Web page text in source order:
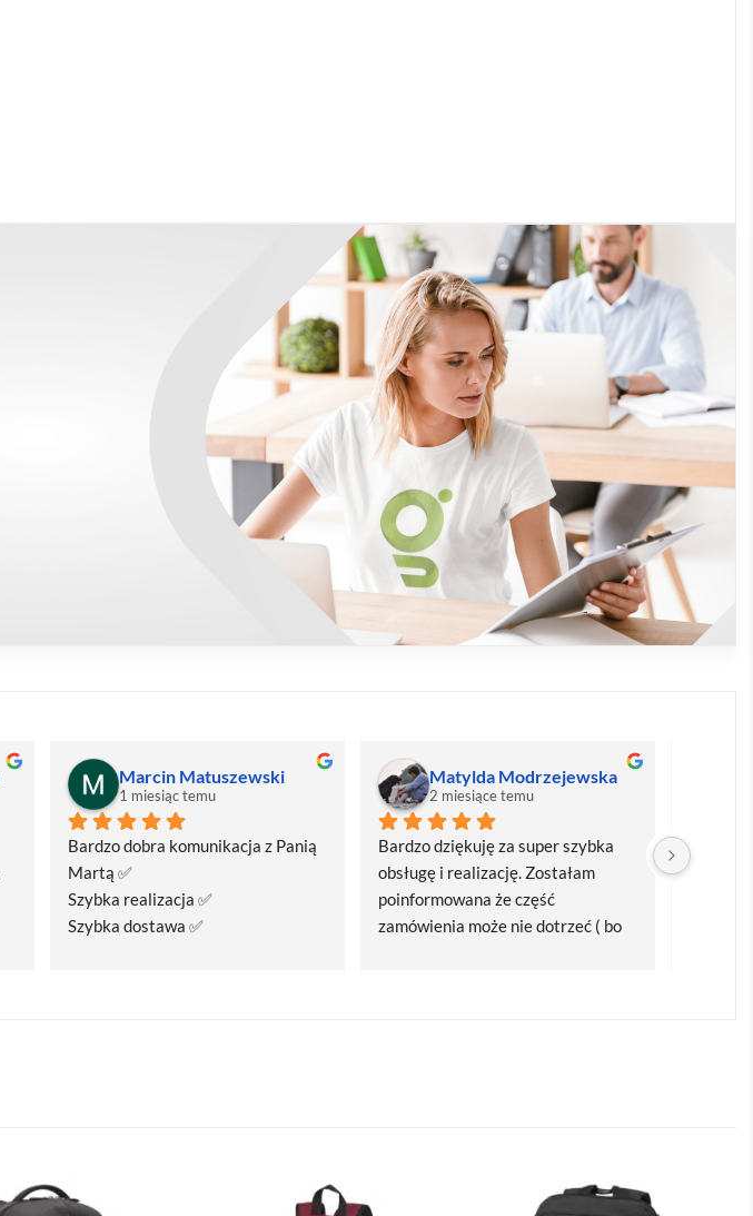
Marcin Matuszewski
1 miesiąc temu
Bardzo dobra komunikacja z Panią
Martą ✅
Szybka realizacja ✅
Szybka dostawa ✅
Matylda Modrzejewska
2 miesiące temu
Bardzo dziękuję za super szybka
obsługę i realizację. Zostałam
poinformowana że część
zamówienia może nie dotrzeć ( bo
Bardzo